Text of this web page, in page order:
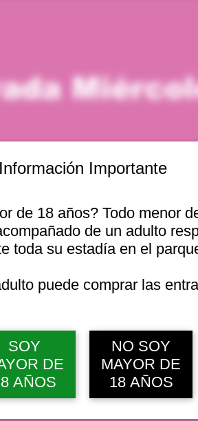
Información Importante
de 18 años? Todo menor
de un adulto
toda su estadía en el
puede comprar las
SOY
DE
AÑOS
NO SOY
MAYOR DE
18 AÑOS
del
mié, 12 ago, 10:00 a. m.
Ver